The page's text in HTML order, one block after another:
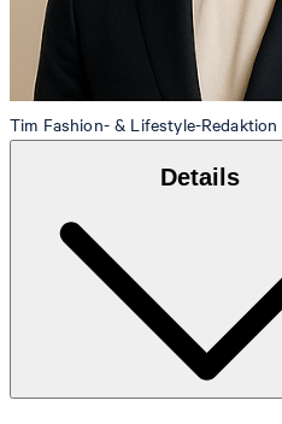
Tim Fashion- & Lifestyle-Redaktion
Details